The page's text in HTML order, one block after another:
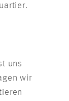
uns
wir